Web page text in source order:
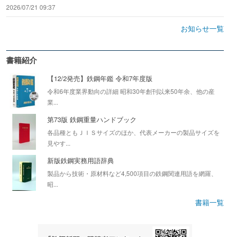
2026/07/21 09:37
お知らせ一覧
書籍紹介
【12/2発売】鉄鋼年鑑 令和7年度版
令和6年度業界動向の詳細 昭和30年創刊以来50年余、他の産
業...
第73版 鉄鋼重量ハンドブック
各品種ともＪＩＳサイズのほか、代表メーカーの製品サイズを
見やす...
新版鉄鋼実務用語辞典
製品から技術・原材料など4,500項目の鉄鋼関連用語を網羅、
昭...
書籍一覧